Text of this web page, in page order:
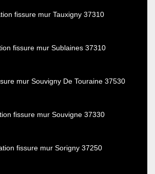
fissure mur Tauxigny 37310
fissure mur Sublaines 37310
mur Souvigny De Touraine 37530
fissure mur Souvigne 37330
fissure mur Sorigny 37250